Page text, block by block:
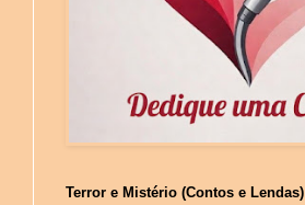
Terror e Mistério (Contos e Lendas)